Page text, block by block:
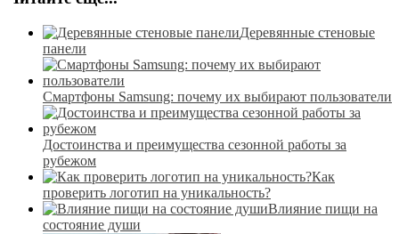
Деревянные стеновые
панели
Смартфоны Samsung: почему их выбирают пользователи
Достоинства и преимущества сезонной работы за
рубежом
Как
проверить логотип на уникальность?
Влияние пищи на
состояние души